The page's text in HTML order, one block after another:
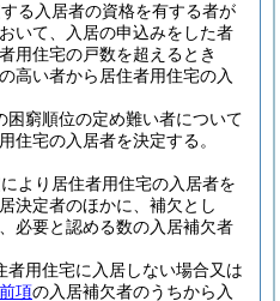
る入居者の資格を有する者が
いて、入居の申込みをした者
用住宅の戸数を超えるとき
高い者から居住者用住宅の入
困窮順位の定め難い者について
住宅の入居者を決定する。
より居住者用住宅の入居者を
決定者のほかに、補欠とし
必要と認める数の入居補欠者
者用住宅に入居しない場合又は
前項の入居補欠者のうちから入